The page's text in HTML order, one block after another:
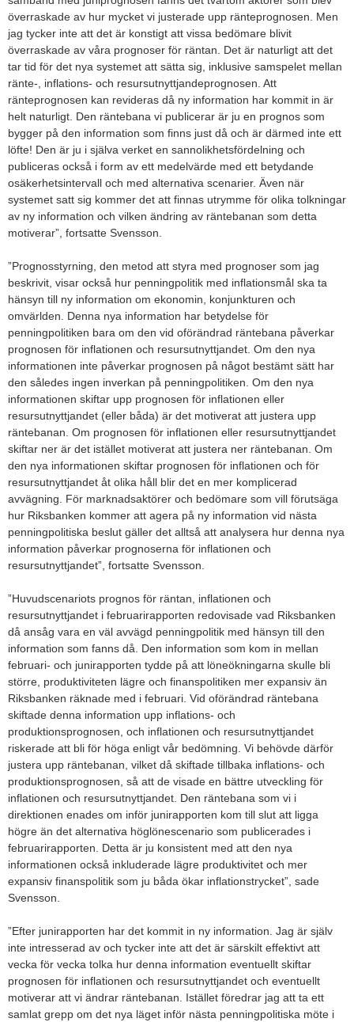
överraskade av hur mycket vi justerade upp ränteprognosen. Men
jag tycker inte att det är konstigt att vissa bedömare blivit
överraskade av våra prognoser för räntan. Det är naturligt att det
tar tid för det nya systemet att sätta sig, inklusive samspelet mellan
ränte-, inflations- och resursutnyttjandeprognosen. Att
ränteprognosen kan revideras då ny information har kommit in är
helt naturligt. Den räntebana vi publicerar är ju en prognos som
bygger på den information som finns just då och är därmed inte ett
löfte! Den är ju i själva verket en sannolikhetsfördelning och
publiceras också i form av ett medelvärde med ett betydande
osäkerhetsintervall och med alternativa scenarier. Även när
systemet satt sig kommer det att finnas utrymme för olika tolkningar
av ny information och vilken ändring av räntebanan som detta
motiverar”, fortsatte Svensson.
”Prognosstyrning, den metod att styra med prognoser som jag
beskrivit, visar också hur penningpolitik med inflationsmål ska ta
hänsyn till ny information om ekonomin, konjunkturen och
omvärlden. Denna nya information har betydelse för
penningpolitiken bara om den vid oförändrad räntebana påverkar
prognosen för inflationen och resursutnyttjandet. Om den nya
informationen inte påverkar prognosen på något bestämt sätt har
den således ingen inverkan på penningpolitiken. Om den nya
informationen skiftar upp prognosen för inflationen eller
resursutnyttjandet (eller båda) är det motiverat att justera upp
räntebanan. Om prognosen för inflationen eller resursutnyttjandet
skiftar ner är det istället motiverat att justera ner räntebanan. Om
den nya informationen skiftar prognosen för inflationen och för
resursutnyttjandet åt olika håll blir det en mer komplicerad
avvägning. För marknadsaktörer och bedömare som vill förutsäga
hur Riksbanken kommer att agera på ny information vid nästa
penningpolitiska beslut gäller det alltså att analysera hur denna nya
information påverkar prognoserna för inflationen och
resursutnyttjandet”, fortsatte Svensson.
”Huvudscenariots prognos för räntan, inflationen och
resursutnyttjandet i februarirapporten redovisade vad Riksbanken
då ansåg vara en väl avvägd penningpolitik med hänsyn till den
information som fanns då. Den information som kom in mellan
februari- och junirapporten tydde på att löneökningarna skulle bli
större, produktiviteten lägre och finanspolitiken mer expansiv än
Riksbanken räknade med i februari. Vid oförändrad räntebana
skiftade denna information upp inflations- och
produktionsprognosen, och inflationen och resursutnyttjandet
riskerade att bli för höga enligt vår bedömning. Vi behövde därför
justera upp räntebanan, vilket då skiftade tillbaka inflations- och
produktionsprognosen, så att de visade en bättre utveckling för
inflationen och resursutnyttjandet. Den räntebana som vi i
direktionen enades om inför junirapporten kom till slut att ligga
högre än det alternativa höglönescenario som publicerades i
februarirapporten. Detta är ju konsistent med att den nya
informationen också inkluderade lägre produktivitet och mer
expansiv finanspolitik som ju båda ökar inflationstrycket”, sade
Svensson.
”Efter junirapporten har det kommit in ny information. Jag är själv
inte intresserad av och tycker inte att det är särskilt effektivt att
vecka för vecka tolka hur denna information eventuellt skiftar
prognosen för inflationen och resursutnyttjandet och eventuellt
motiverar att vi ändrar räntebanan. Istället föredrar jag att ta ett
samlat grepp om det nya läget inför nästa penningpolitiska möte i